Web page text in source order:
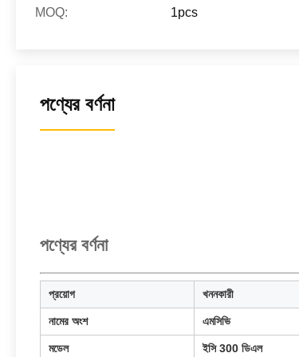
MOQ: 1pcs
পণ্যের বর্ণনা
পণ্যের বর্ণনা
প্রয়োগ খননকারী
নামের অংশ এমসিভি
মডেল ইসি 300 ডিএল